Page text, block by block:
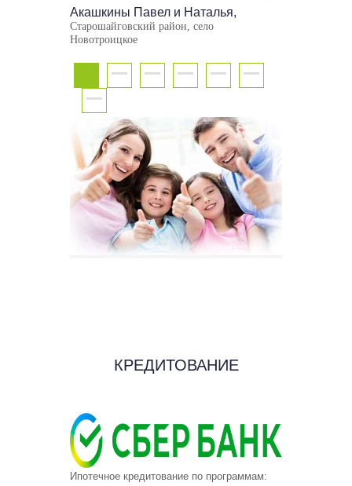
Акашкины Павел и Наталья,
Старошайговский район, село
Новотроицкое
КРЕДИТОВАНИЕ
Ипотечное кредитование по программам: